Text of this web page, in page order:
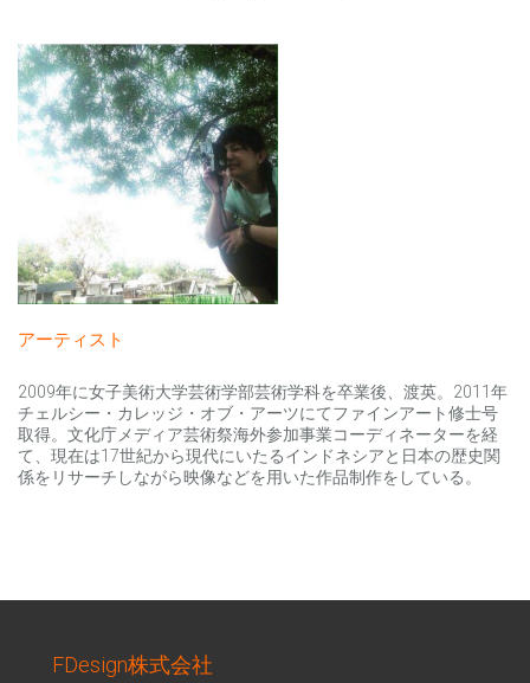
アーティスト
2009年に女子美術大学芸術学部芸術学科を卒業後、渡英。2011年
チェルシー・カレッジ・オブ・アーツにてファインアート修士号
取得。文化庁メディア芸術祭海外参加事業コーディネーターを経
て、現在は17世紀から現代にいたるインドネシアと日本の歴史関
係をリサーチしながら映像などを用いた作品制作をしている。
FDesign株式会社